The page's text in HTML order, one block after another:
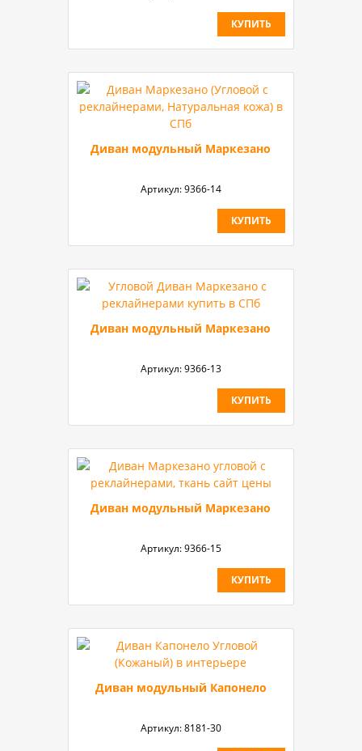
КУПИТЬ
Диван модульный Маркезано
Артикул:9366-14
КУПИТЬ
Диван модульный Маркезано
Артикул:9366-13
КУПИТЬ
Диван модульный Маркезано
Артикул:9366-15
КУПИТЬ
Диван модульный Капонело
Артикул:8181-30